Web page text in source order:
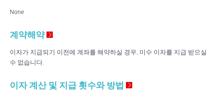
None
계약해약
이자가 지급되기 이전에 계좌를 해약하실 경우, 미수 이자를 지급 받으실
수 없습니다.
이자 계산 및 지급 횟수와 방법